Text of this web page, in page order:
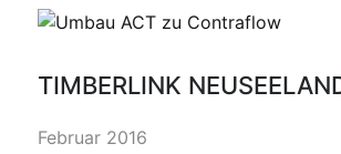
TIMBERLINK
Februar 2016